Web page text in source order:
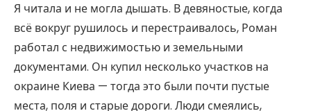
Я читала и не могла дышать. В девяностые, когда
всё вокруг рушилось и перестраивалось, Роман
работал с недвижимостью и земельными
документами. Он купил несколько участков на
окраине Киева — тогда это были почти пустые
места, поля и старые дороги. Люди смеялись,